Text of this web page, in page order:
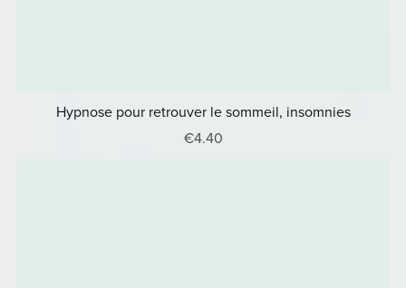
Hypnose pour retrouver le sommeil, insomnies
€4.40